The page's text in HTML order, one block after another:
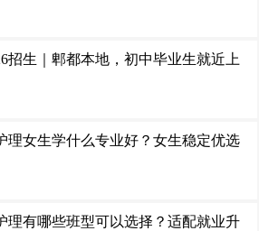
招生｜郫都本地，初中毕业生就近上
理女生学什么专业好？女生稳定优选
理有哪些班型可以选择？适配就业升